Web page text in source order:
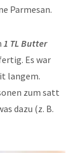
Parmesan.
1 TL Butter
Es war
langem.
zum satt
dazu (z. B.